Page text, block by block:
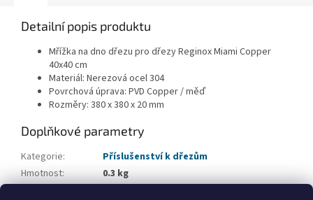
Detailní popis produktu
Mřížka na dno dřezu pro dřezy Reginox Miami Copper
40x40 cm
Materiál: Nerezová ocel 304
Povrchová úprava: PVD Copper / měď
Rozměry: 380 x 380 x 20 mm
Doplňkové parametry
Kategorie:
Příslušenství k dřezům
Hmotnost:
0.3 kg